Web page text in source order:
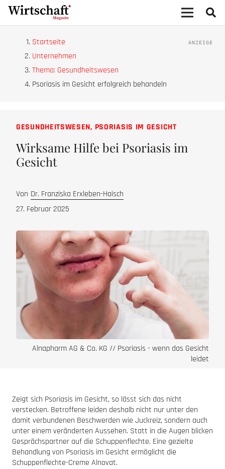
Startseite
Unternehmen
Thema: Gesundheitswesen
Psoriasis im Gesicht erfolgreich behandeln
GESUNDHEITSWESEN, PSORIASIS IM GESICHT
Wirksame Hilfe bei Psoriasis im
Gesicht
Von Dr. Franziska Erxleben-Haisch
27. Februar 2025
Alnapharm AG & Co. KG // Psoriasis - wenn das Gesicht
leidet
Zeigt sich Psoriasis im Gesicht, so lässt sich das nicht
verstecken. Betroffene leiden deshalb nicht nur unter den
damit verbundenen Beschwerden wie Juckreiz, sondern auch
unter einem veränderten Aussehen. Statt in die Augen blicken
Gesprächspartner auf die Schuppenflechte. Eine gezielte
Behandlung von Psoriasis im Gesicht ermöglicht die
Schuppenflechte-Creme Alnovat.